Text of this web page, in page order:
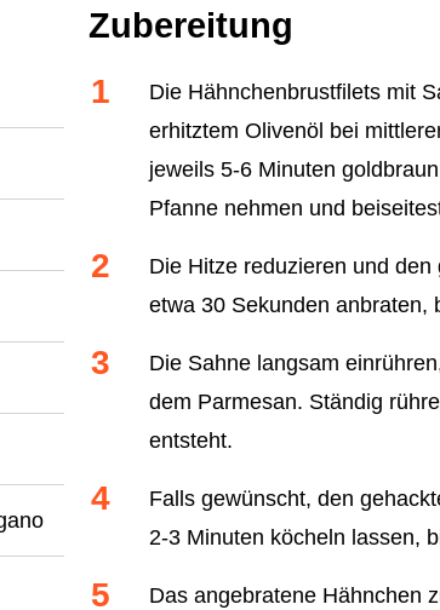
Zubereitung
Die Hähnchenbrustfilets mit
erhitztem Olivenöl bei
jeweils 5-6 Minuten
Pfanne nehmen und
Die Hitze reduzieren und
etwa 30 Sekunden anbraten,
Die Sahne langsam
dem Parmesan. Ständig
entsteht.
Falls gewünscht, den
2-3 Minuten köcheln lassen,
Das angebratene Hähnchen